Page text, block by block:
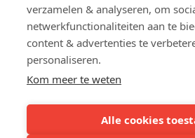
verzamelen & analyseren, om
netwerkfunctionaliteiten aan te
content & advertenties te
personaliseren.
Kom meer te weten
Alle cookies